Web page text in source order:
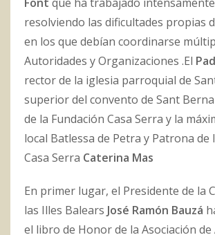
resolviendo las dificultades propias
en los que debían coordinarse
Autoridades y Organizaciones .El
rector de la iglesia parroquial de
superior del convento de Sant
de la Fundación Casa Serra y la
local Batlessa de Petra y Patrona de
Casa Serra Caterina Mas
En primer lugar, el Presidente de la
las Illes Balears José Ramón Bauzá
el libro de Honor de la Asociación de